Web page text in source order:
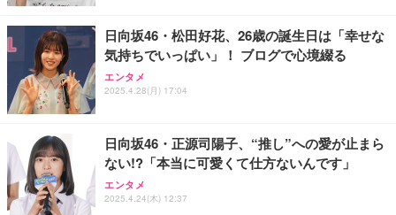
日向坂46・松田好花、26歳の誕生日は「幸せな
気持ちでいっぱい」！ ブログで心境綴る
エンタメ
2025.4.28(月) 17:04
日向坂46・正源司陽子、“推し”への愛が止まら
ない!?「本当に可愛くて仕方ないんです」
エンタメ
2025.4.24(木) 12:37